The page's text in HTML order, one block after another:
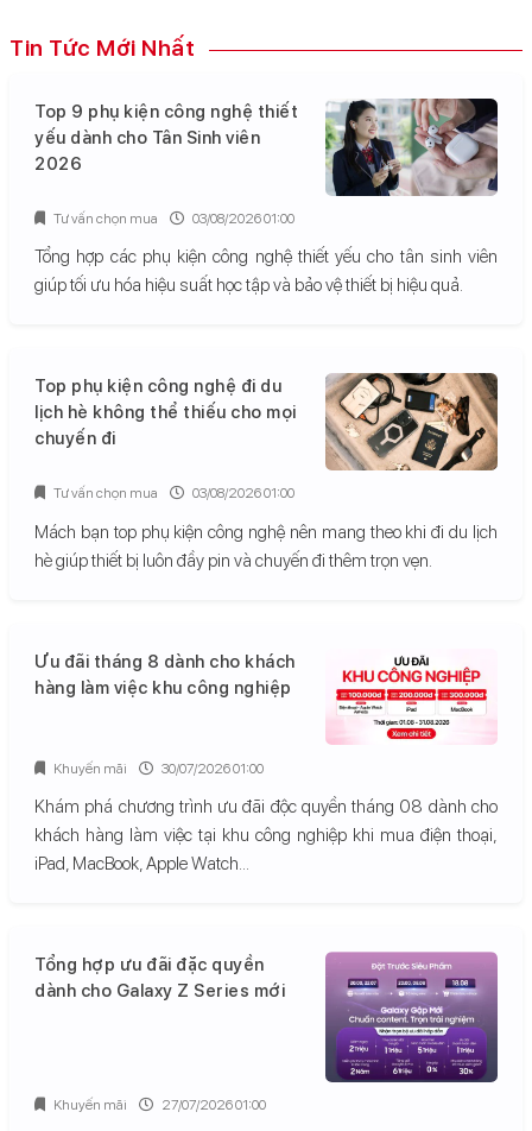
Tin Tức Mới Nhất
Top 9 phụ kiện công nghệ thiết
yếu dành cho Tân Sinh viên
2026
Tổng hợp các phụ kiện công nghệ thiết yếu cho tân sinh viên
giúp tối ưu hóa hiệu suất học tập và bảo vệ thiết bị hiệu quả.
Tư vấn chọn mua 03/08/2026 01:00
Top phụ kiện công nghệ đi du
lịch hè không thể thiếu cho mọi
chuyến đi
Mách bạn top phụ kiện công nghệ nên mang theo khi đi du lịch
hè giúp thiết bị luôn đầy pin và chuyến đi thêm trọn vẹn.
Tư vấn chọn mua 03/08/2026 01:00
Ưu đãi tháng 8 dành cho khách
hàng làm việc khu công nghiệp
Khám phá chương trình ưu đãi độc quyền tháng 08 dành cho
khách hàng làm việc tại khu công nghiệp khi mua điện thoại,
iPad, MacBook, Apple Watch...
Khuyến mãi 30/07/2026 01:00
Tổng hợp ưu đãi đặc quyền
dành cho Galaxy Z Series mới
Khuyến mãi 27/07/2026 01:00